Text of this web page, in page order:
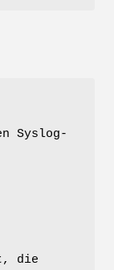
Syslog-
die